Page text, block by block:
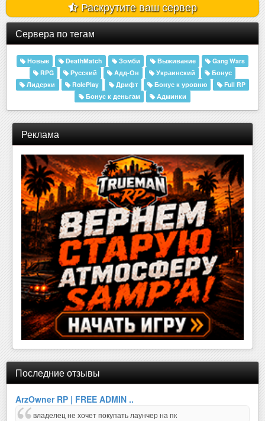
Раскрутите ваш сервер
Сервера по тегам
Новые DeathMatch Зомби Выживание
Gang Wars
RPG
Русский Адд-Он Украинский
Бонус
Лидерки
RolePlay Дрифт Бонус к уровню
Full RP
Бонус к деньгам
Админки
Реклама
Последние отзывы
ArzOwner RP | FREE ADMIN ..
владелец не хочет покупать лаунчер на пк